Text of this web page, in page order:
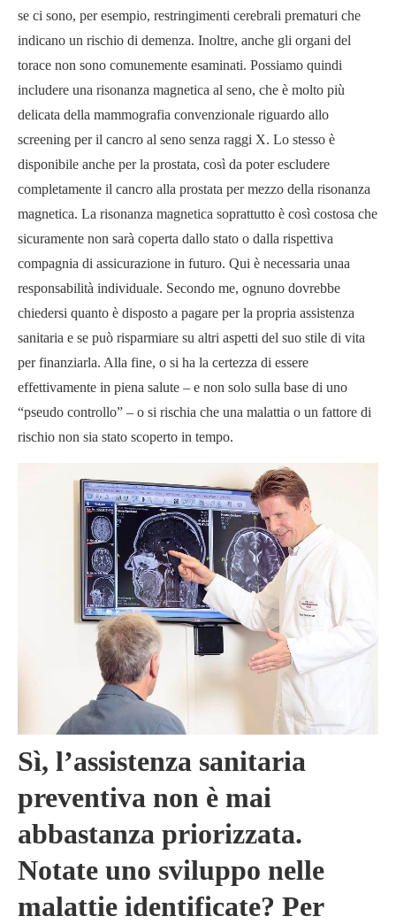
se ci sono, per esempio, restringimenti cerebrali prematuri che
indicano un rischio di demenza. Inoltre, anche gli organi del
torace non sono comunemente esaminati. Possiamo quindi
includere una risonanza magnetica al seno, che è molto più
delicata della mammografia convenzionale riguardo allo
screening per il cancro al seno senza raggi X. Lo stesso è
disponibile anche per la prostata, così da poter escludere
completamente il cancro alla prostata per mezzo della risonanza
magnetica. La risonanza magnetica soprattutto è così costosa che
sicuramente non sarà coperta dallo stato o dalla rispettiva
compagnia di assicurazione in futuro. Qui è necessaria unaa
responsabilità individuale. Secondo me, ognuno dovrebbe
chiedersi quanto è disposto a pagare per la propria assistenza
sanitaria e se può risparmiare su altri aspetti del suo stile di vita
per finanziarla. Alla fine, o si ha la certezza di essere
effettivamente in piena salute – e non solo sulla base di uno
“pseudo controllo” – o si rischia che una malattia o un fattore di
rischio non sia stato scoperto in tempo.
Sì, l’assistenza sanitaria
preventiva non è mai
abbastanza priorizzata.
Notate uno sviluppo nelle
malattie identificate? Per